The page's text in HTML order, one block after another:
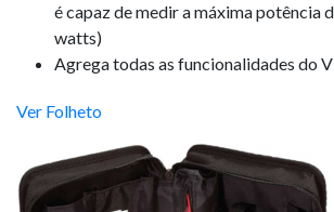
é capaz de medir a máxima potência
watts)
Agrega todas as funcionalidades do
Ver Folheto